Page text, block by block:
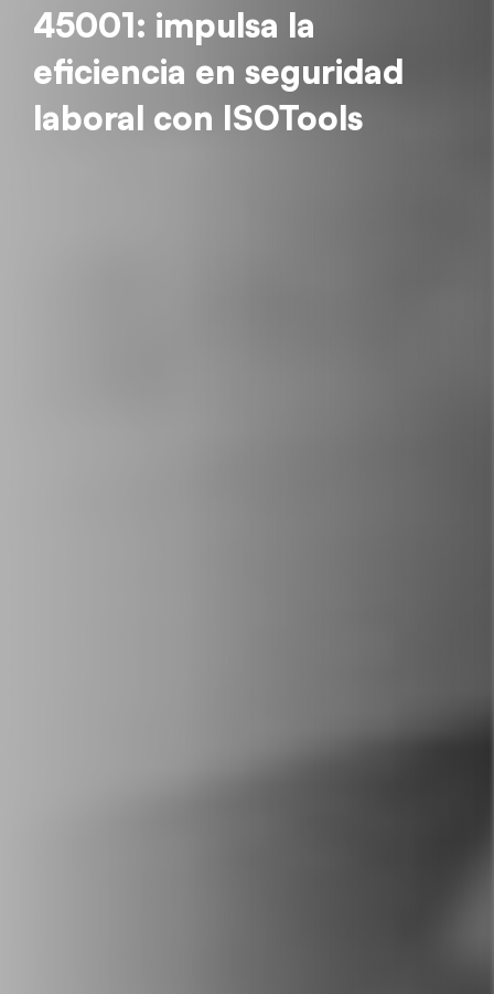
45001: impulsa la
eficiencia en seguridad
laboral con ISOTools